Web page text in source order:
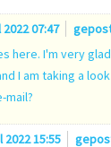
07:47
here. I'm very
I am taking a
mail?
15:55